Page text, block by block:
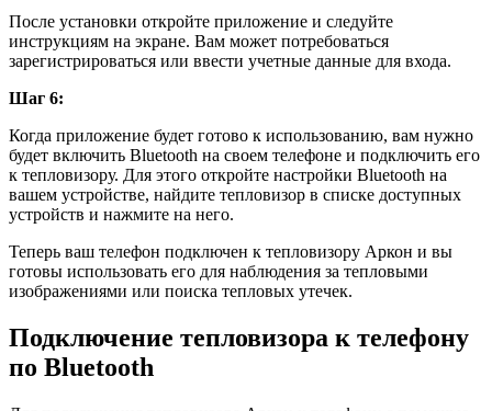
После установки откройте приложение и следуйте
инструкциям на экране. Вам может потребоваться
зарегистрироваться или ввести учетные данные для входа.
Шаг 6:
Когда приложение будет готово к использованию, вам нужно
будет включить Bluetooth на своем телефоне и подключить его
к тепловизору. Для этого откройте настройки Bluetooth на
вашем устройстве, найдите тепловизор в списке доступных
устройств и нажмите на него.
Теперь ваш телефон подключен к тепловизору Аркон и вы
готовы использовать его для наблюдения за тепловыми
изображениями или поиска тепловых утечек.
Подключение тепловизора к телефону
по Bluetooth